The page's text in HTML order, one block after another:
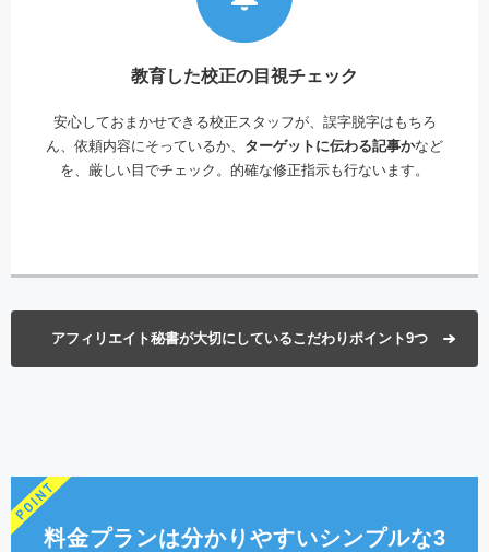
教育した校正の目視チェック
安心しておまかせできる校正スタッフが、誤字脱字はもちろ
ん、依頼内容にそっているか、 ターゲットに伝わる記事かなど
を、厳しい目でチェック。的確な修正指示も行ないます。
アフィリエイト秘書が大切にしているこだわりポイント9つ
料金プランは分かりやすいシンプルな3